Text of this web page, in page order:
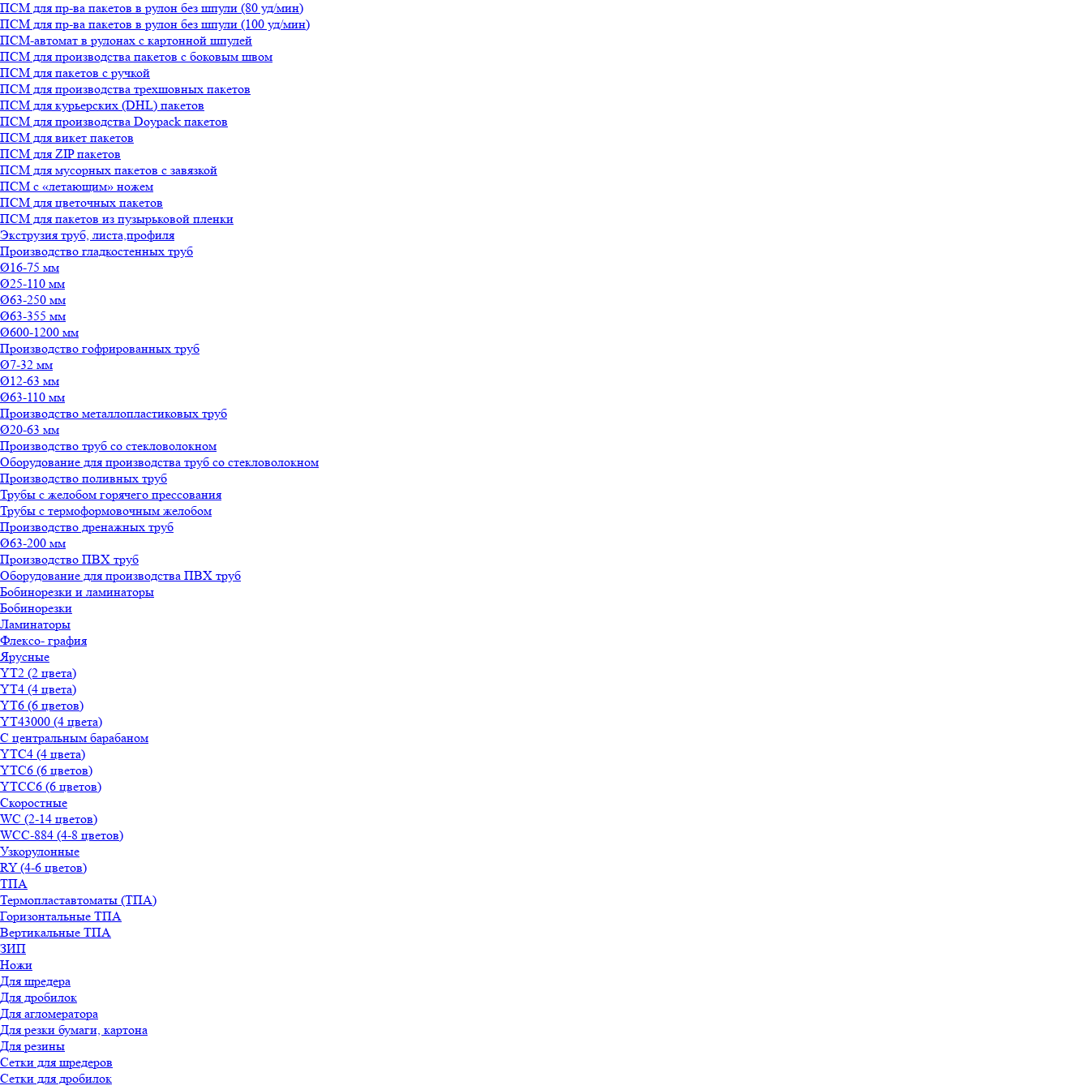
ПСМ для пр-ва пакетов в рулон без шпули (80 уд/мин)
ПСМ для пр-ва пакетов в рулон без шпули (100 уд/мин)
ПСМ-автомат в рулонах с картонной шпулей
ПСМ для производства пакетов с боковым швом
ПСМ для пакетов с ручкой
ПСМ для производства трехшовных пакетов
ПСМ для курьерских (DHL) пакетов
ПСМ для производства Doypack пакетов
ПСМ для викет пакетов
ПСМ для ZIP пакетов
ПСМ для мусорных пакетов с завязкой
ПСМ с «летающим» ножем
ПСМ для цветочных пакетов
ПСМ для пакетов из пузырьковой пленки
Экструзия труб, листа,профиля
Производство гладкостенных труб
Ø16-75 мм
Ø25-110 мм
Ø63-250 мм
Ø63-355 мм
Ø600-1200 мм
Производство гофрированных труб
Ø7-32 мм
Ø12-63 мм
Ø63-110 мм
Производство металлопластиковых труб
Ø20-63 мм
Производство труб со стекловолокном
Оборудование для производства труб со стекловолокном
Производство поливных труб
Трубы с желобом горячего прессования
Трубы с термоформовочным желобом
Производство дренажных труб
Ø63-200 мм
Производство ПВХ труб
Оборудование для производства ПВХ труб
Бобинорезки и ламинаторы
Бобинорезки
Ламинаторы
Флексо- графия
Ярусные
YT2 (2 цвета)
YT4 (4 цвета)
YT6 (6 цветов)
YT43000 (4 цвета)
С центральным барабаном
YТС4 (4 цвета)
YТС6 (6 цветов)
YТСC6 (6 цветов)
Скоростные
WС (2-14 цветов)
WСС-884 (4-8 цветов)
Узкорулонные
RY (4-6 цветов)
ТПА
Термопластавтоматы (ТПА)
Горизонтальные ТПА
Вертикальные ТПА
ЗИП
Ножи
Для шредера
Для дробилок
Для агломератора
Для резки бумаги, картона
Для резины
Сетки для шредеров
Сетки для дробилок